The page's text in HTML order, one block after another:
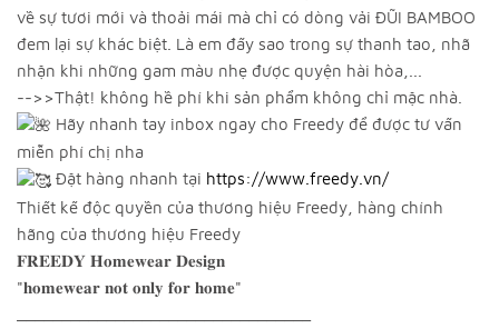
về sự tươi mới và thoải mái mà chỉ có dòng vải ĐŨI BAMBOO
đem lại sự khác biệt. Là em đấy sao trong sự thanh tao, nhã
nhặn khi những gam màu nhẹ được quyện hài hòa,...
-->>Thật! không hề phí khi sản phẩm không chỉ mặc nhà.
Hãy nhanh tay inbox ngay cho Freedy để được tư vấn
miễn phí chị nha
Đặt hàng nhanh tại https://www.freedy.vn/
Thiết kế độc quyền của thương hiệu Freedy, hàng chính
hãng của thương hiệu Freedy
𝐅𝐑𝐄𝐄𝐃𝐘 𝐇𝐨𝐦𝐞𝐰𝐞𝐚𝐫 𝐃𝐞𝐬𝐢𝐠𝐧
"𝐡𝐨𝐦𝐞𝐰𝐞𝐚𝐫 𝐧𝐨𝐭 𝐨𝐧𝐥𝐲 𝐟𝐨𝐫 𝐡𝐨𝐦𝐞"